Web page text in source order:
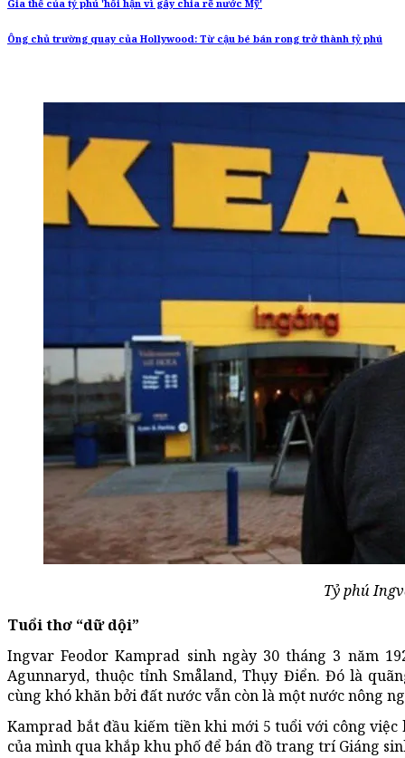
Gia thế của tỷ phú 'hối hận vì gây chia rẽ nước Mỹ'
Ông chủ trường quay của Hollywood: Từ cậu bé bán rong trở thành tỷ phú
Tỷ phú
Tuổi thơ “dữ dội”
Ingvar Feodor Kamprad sinh ngày 30 tháng 3 năm
Agunnaryd, thuộc tỉnh Småland, Thụy Điển. Đó là
cùng khó khăn bởi đất nước vẫn còn là một nước nông
Kamprad bắt đầu kiếm tiền khi mới 5 tuổi với công
của mình qua khắp khu phố để bán đồ trang trí Giáng